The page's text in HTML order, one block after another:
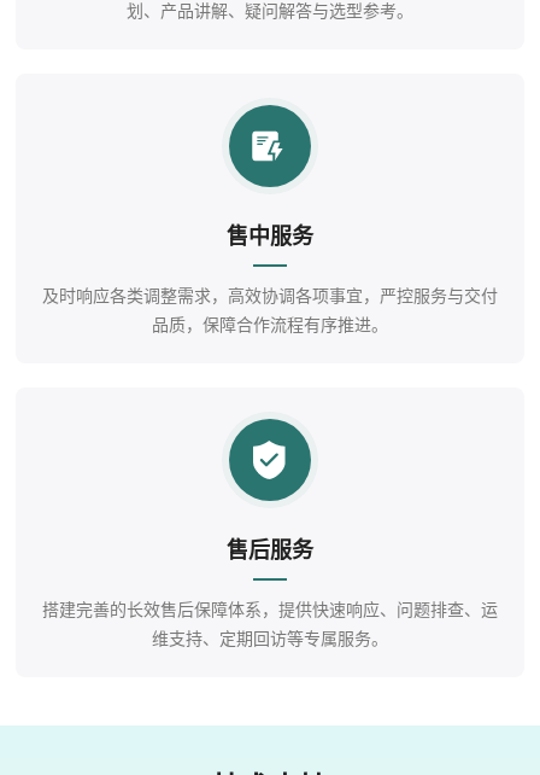
划、产品讲解、疑问解答与选型参考。
售中服务
及时响应各类调整需求，高效协调各项事宜，严控服务与交付
品质，保障合作流程有序推进。
售后服务
搭建完善的长效售后保障体系，提供快速响应、问题排查、运
维支持、定期回访等专属服务。